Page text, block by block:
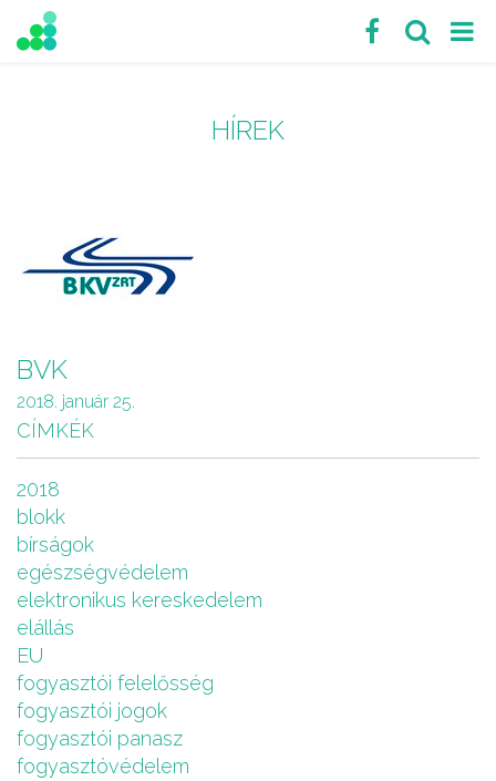
HÍREK
BVK
2018. január 25.
CÍMKÉK
2018
blokk
bírságok
egészségvédelem
elektronikus kereskedelem
elállás
EU
fogyasztói felelősség
fogyasztói jogok
fogyasztói panasz
fogyasztóvédelem